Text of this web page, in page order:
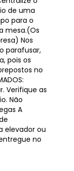
de uma
para o
mesa.(Os
Nos
parafusar,
pois os
no
Verifique as
Não
A
elevador ou
no